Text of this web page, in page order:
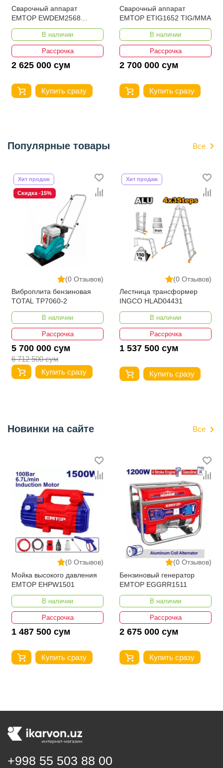
Сварочный аппарат
EMTOP EWDEM2568
MMA/TIG Lift
В наличии
Рассрочка
2 625 000 сум
Купить сразу
Сварочный аппарат
EMTOP ETIG1652 TIG/MMA
В наличии
Рассрочка
2 700 000 сум
Купить сразу
Популярные товары Все
(0 Отзывов)
Хит продаж
Скидка -15%
Виброплита бензиновая
TOTAL TP7060-2
В наличии
Рассрочка
5 700 000 сум
6 712 500 сум
Купить сразу
(0 Отзывов)
Хит продаж
Лестница трансформер
INGCO HLAD04431
В наличии
Рассрочка
1 537 500 сум
Купить сразу
Новинки на сайте Все
(0 Отзывов)
Мойка высокого давления
EMTOP EHPW1501
В наличии
Рассрочка
1 487 500 сум
Купить сразу
(0 Отзывов)
Бензиновый генератор
EMTOP EGGRR1511
В наличии
Рассрочка
2 675 000 сум
Купить сразу
+998 55 503 88 00